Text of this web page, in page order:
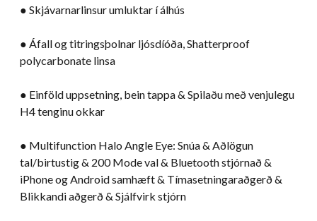
● Skjávarnarlinsur umluktar í álhús
● Áfall og titringsþolnar ljósdíóða, Shatterproof
polycarbonate linsa
● Einföld uppsetning, bein tappa & Spilaðu með venjulegu
H4 tenginu okkar
● Multifunction Halo Angle Eye: Snúa & Aðlögun
tal/birtustig & 200 Mode val & Bluetooth stjórnað &
iPhone og Android samhæft & Tímasetningaraðgerð &
Blikkandi aðgerð & Sjálfvirk stjórn